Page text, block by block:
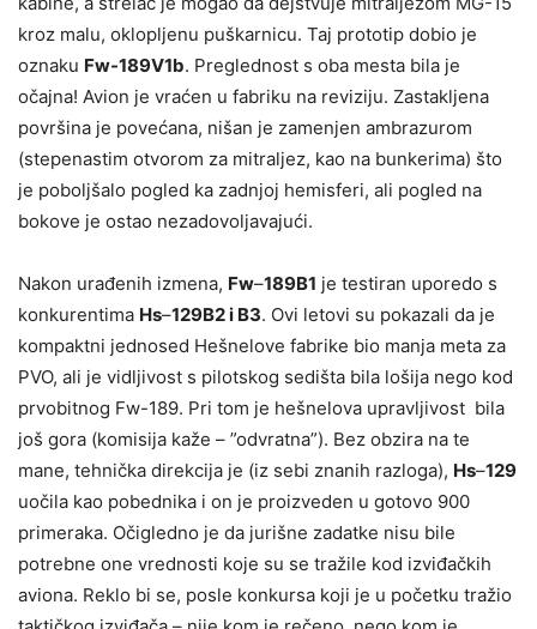
kroz malu, oklopljenu puškarnicu. Taj prototip dobio je
oznaku Fw-189V1b. Preglednost s oba mesta bila je
očajna! Avion je vraćen u fabriku na reviziju. Zastakljena
površina je povećana, nišan je zamenjen ambrazurom
(stepenastim otvorom za mitraljez, kao na bunkerima) što
je poboljšalo pogled ka zadnjoj hemisferi, ali pogled na
bokove je ostao nezadovoljavajući.
Nakon urađenih izmena, Fw–189B1 je testiran uporedo s
konkurentima Hs–129B2 i B3. Ovi letovi su pokazali da je
kompaktni jednosed Hešnelove fabrike bio manja meta za
PVO, ali je vidljivost s pilotskog sedišta bila lošija nego kod
prvobitnog Fw-189. Pri tom je hešnelova upravljivost bila
još gora (komisija kaže – ”odvratna”). Bez obzira na te
mane, tehnička direkcija je (iz sebi znanih razloga), Hs–129
uočila kao pobednika i on je proizveden u gotovo 900
primeraka. Očigledno je da jurišne zadatke nisu bile
potrebne one vrednosti koje su se tražile kod izviđačkih
aviona. Reklo bi se, posle konkursa koji je u početku tražio